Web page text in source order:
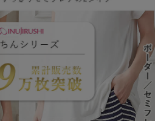
授乳ブラ・マタニティブラ（マタニティインナー・産後用品）
ばれ）
トムス
ップス
送料無料アイテム全て
パンツ
スカート
ブラキャミ おまとめ
【37周年祭セール】
【37周年祭セール】
【37周年祭セール】
気温差別オススメア
【15℃】3月下旬～
【〜10℃】3月中旬
動きやすく着回しで
涼しくて可愛い「ワ
強撚スムース(コス
マタニティウェア
【おまとめ割】パジ
こだわりの履き心地
レギンス
オフィス
きれいめトップス派
きれいめスカート派
きれいめ美脚パンツ派
出産準備応援割全て
マタニティパジャマ
マタニティインナー
ベビー
【オフィスカジュア
【オフィスカジュア
【フォーマル】ワン
【フォーマル】ボト
【フォーマル】トッ
【ベビー】半袖
【ベビー】グッズ
コンビ肌着
短肌着
快適ウェア10%OFF
快適ウェア10%OFF
春のマタニティワン
セットアップ・ レイ
Aライン ・フレアワ
Iライン ・タイトシル
ジャンパースカート/
Gift Selection 出産
〜3,000円（税込）
〜5,000円（税込）
〜10,000円（税込）
10,001円（税込）〜
冬の冷え対策インナ
腹巻・ひざ上パンツ
保温&リカバリー
入院準備の持ち物チ
入院してすぐ使うグ
赤ちゃんへ使うもの
産後に使うグッズ
冬のあったか特集全て
【冬のあったか特集
【冬のあったか特集
【冬のあったか特集
【冬のあったか特集